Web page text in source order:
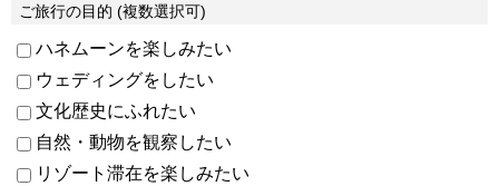
ご旅行の目的 (複数選択可)
ハネムーンを楽しみたい
ウェディングをしたい
文化歴史にふれたい
自然・動物を観察したい
リゾート滞在を楽しみたい